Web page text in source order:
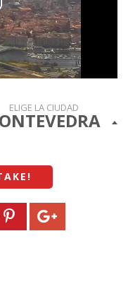
ELIGE LA CIUDAD
!